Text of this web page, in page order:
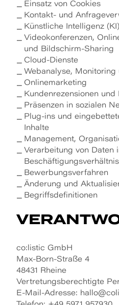
Einsatz von Cookies
Kontakt- und
Künstliche Intelligenz (KI)
Videokonferenzen,
und Bildschirm-Sharing
Cloud-Dienste
Webanalyse,
Onlinemarketing
Kundenrezensionen
Präsenzen in sozialen
Plug-ins und
Inhalte
Management,
Verarbeitung von Daten
Bewerbungsverfahren
Änderung und
Begriffsdefinitionen
co:listic GmbH
Max-Born-Straße 4
48431 Rheine
Vertretungsberechtigte
E-Mail-Adresse: